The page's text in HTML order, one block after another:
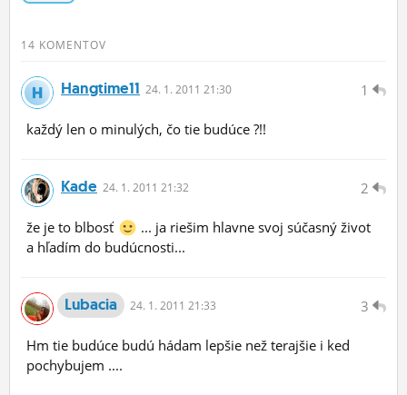
14 KOMENTOV
1
Hangtime11 24. 1. 2011 21:30
každý len o minulých, čo tie budúce ?!!
2
Kade 24. 1. 2011 21:32
že je to blbosť
... ja riešim hlavne svoj súčasný život
a hľadím do budúcnosti...
3
Lubacia 24. 1. 2011 21:33
Hm tie budúce budú hádam lepšie než terajšie i ked
pochybujem ....